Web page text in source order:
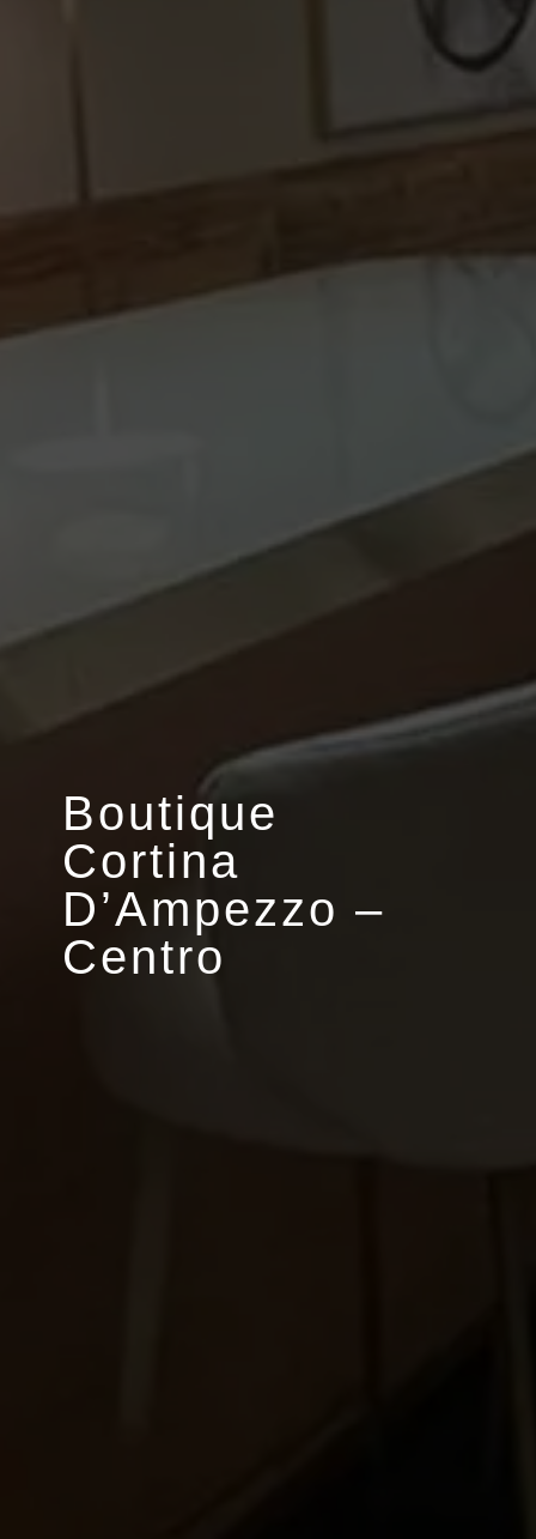
Boutique
Cortina
D’Ampezzo –
Centro